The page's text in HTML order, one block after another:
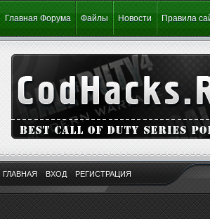
Главная Форума Файлы Новости Правила
ГЛАВНАЯ ВХОД РЕГИСТРАЦИЯ